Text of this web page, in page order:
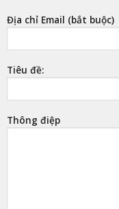
Địa chỉ Email (bắt buộc)
Tiêu đề:
Thông điệp